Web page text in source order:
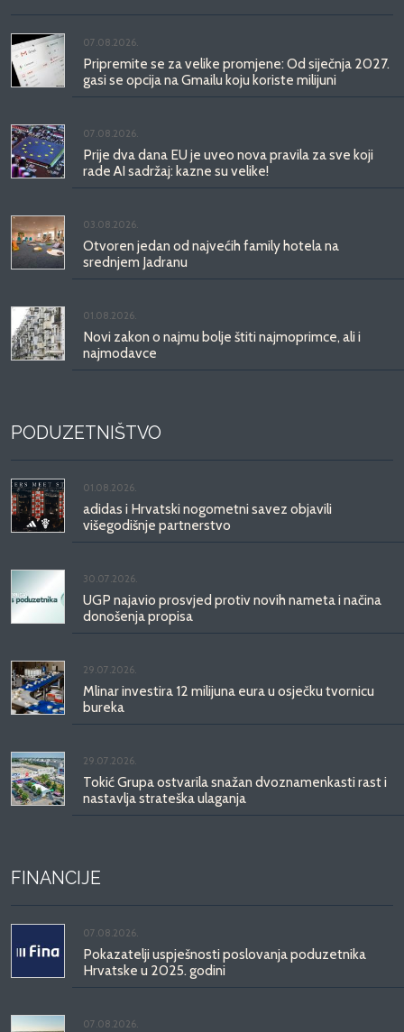
07.08.2026.
Pripremite se za velike promjene: Od siječnja 2027.
gasi se opcija na Gmailu koju koriste milijuni
07.08.2026.
Prije dva dana EU je uveo nova pravila za sve koji
rade AI sadržaj: kazne su velike!
03.08.2026.
Otvoren jedan od najvećih family hotela na
srednjem Jadranu
01.08.2026.
Novi zakon o najmu bolje štiti najmoprimce, ali i
najmodavce
PODUZETNIŠTVO
01.08.2026.
adidas i Hrvatski nogometni savez objavili
višegodišnje partnerstvo
30.07.2026.
UGP najavio prosvjed protiv novih nameta i načina
donošenja propisa
29.07.2026.
Mlinar investira 12 milijuna eura u osječku tvornicu
bureka
29.07.2026.
Tokić Grupa ostvarila snažan dvoznamenkasti rast i
nastavlja strateška ulaganja
FINANCIJE
07.08.2026.
Pokazatelji uspješnosti poslovanja poduzetnika
Hrvatske u 2025. godini
07.08.2026.